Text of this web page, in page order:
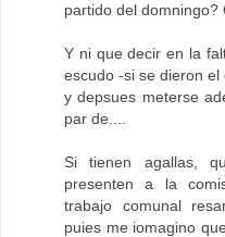
partido del domningo?
Y ni que decir en la
escudo -si se dieron el
y depsues meterse
par de....
Si tienen agallas,
presenten a la
trabajo comunal
puies me iomagino